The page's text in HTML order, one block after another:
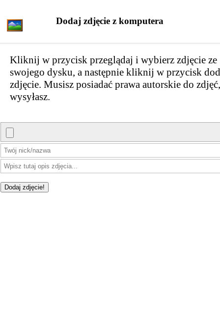
Dodaj zdjęcie z komputera
Kliknij w przycisk przeglądaj i wybierz zdjęcie ze
swojego dysku, a następnie kliknij w przycisk
zdjęcie. Musisz posiadać prawa autorskie do
wysyłasz.